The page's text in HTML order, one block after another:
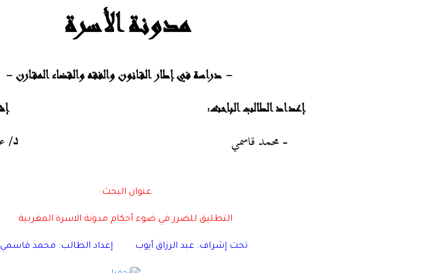
عنوان البحث:
التطليق للضرر في ضوء أحكام مدونة الاسرة المغربية
تحت إشراف: عبد الرزاق أيوب إعداد الطالب: محمد قاسمي